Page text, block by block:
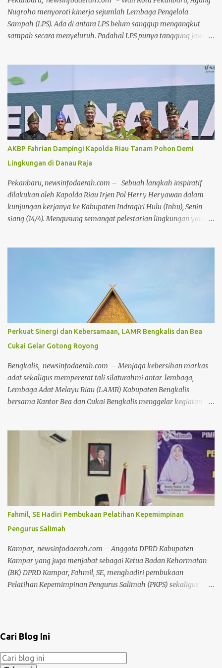
terhadap dinamika media sosial yang dalam beberapa hari
terakhir dipenuhi oleh komenta...
Nugroho menyoroti kinerja sejumlah Lembaga Pengelola
Sampah (LPS). Ada di antara LPS belum sanggup mengangkut
sampah secara menyeluruh. Padahal LPS punya tanggung jawab
Hidup dan Kebersihan (DLHK) Kota Pekanbaru untuk
mengangkut sampah. Kelurahan itu, di antaranya Lembah Sari,
Sri Meranti, Umban Sari, Tirta Siak, Labuh Baru Barat dan Labuh
Baru Timur. Kelurahan lainnya yakni Tobek Godang, Kampung
Melayu dan Sukajadi. Kondisi ini bukan hanya terjadi karena
sejumlah LPS memiliki armada yang terbatas. Ada juga yang
disebabkan pengurus LPS sejumlah kelurahan yang
mengundurkan diri. Agung menyadari masih ada LPS yang
mendapat bantuan dari DLHK Kota Pekanbaru untuk
pengangkutan sampah. "Masih ada LPS yang dibantu DLHK Kota
Pekanbaru, kita berupaya agar camat bisa mendorong LPS
mengoptimalkan pengangkutan sampa...
AKBP Fahrian Dampingi Kapolda Riau Tanam Pohon Demi
Lingkungan di Danau Raja
Pekanbaru, newsinfodaerah.com – Sebuah langkah inspiratif
dilakukan oleh Kapolda Riau Irjen Pol Herry Heryawan dalam
kunjungan kerjanya ke Kabupaten Indragiri Hulu (Inhu), Senin
siang (14/4). Mengusung semangat pelestarian lingkungan yang
dari Mapolres, Polsek, Koramil, hingga kantor pemerintahan di
jajaran Pemkab Inhu, bahkan hingga ke tingkat desa. Kedatangan
Kapolda Riau disambut hangat oleh jajaran Forkopimda Inhu,
termasuk Kapolres Inhu AKBP Fahrian Saleh Siregar, Bupati Inhu
Ade Agus Hartanto dan unsur Forkopimda lainnya serta tokoh-
tokoh masyarakat yang turut hadir memberikan dukungan.
Fahrian menyampaikan bahwa kegiatan ini bukan sekadar
seremoni, tetapi bentuk nyata dari kepedulian insti...
Perkuat Sinergi dan Kebersamaan, LAMR Bengkalis dan Bea
Cukai Gelar Gotong Royong
Bengkalis, newsinfodaerah.com – Menjaga kebersihan markas
adat sekaligus mempererat tali silaturahmi antar-lembaga,
Lembaga Adat Melayu Riau (LAMR) Kabupaten Bengkalis
bersama Kantor Bea dan Cukai Bengkalis menggelar kegiatan
dipimpin langsung oleh pimpinan Majelis Kerapatan Adat (MKA)
Datok Seri H.Ilham Nur dan Dewan Pimpinan Harian (DPH)
Datok Seri Syaukani Al Karim LAMR Kabupaten Bengkalis,
jajaran pengurus, serta jajaran pejabat dan staf Bea & Cukai
Bengkalis. Suasana keakraban tampak menyelimuti jalannya
kegiatan. Sejak pagi, para pengurus adat dan jajaran Bea Cukai
bahu-membahu membersihkan area dalam gedung, halaman,
hingga pengecatan pagar lingkungan sekitar Gedung LAMR
Bengkalis. Ketua MKA LAMR Kabupaten Bengkalis
menyampaikan bahwa tradisi gotong royong merupakan
warisan budaya luhur masyarakat Melayu yang harus terus
dirawat dan dihidupkan dal...
Fahmil, SE Hadiri Pembukaan Pelatihan Kepemimpinan
Pengurus Salimah
Kampar, newsinfodaerah.com - Anggota DPRD Kabupaten
Kampar yang juga menjabat sebagai Ketua Badan Kehormatan
(BK) DPRD Kampar, Fahmil, SE, menghadiri pembukaan
Pelatihan Kepemimpinan Pengurus Salimah (PKPS) sekaligus
(14/05/2026). Ajang konsolidasi organisasi ini diikuti secara masif
oleh ratusan fungsionaris dari berbagai tingkatan hierarki, mulai
dari Pimpinan Daerah (PD), Pimpinan Cabang (PC) tingkat
Cari Blog Ini